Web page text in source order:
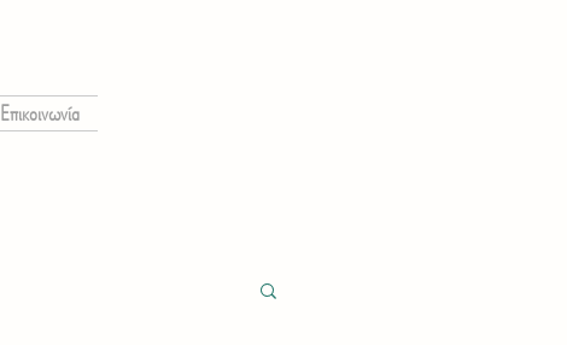
Επικοινωνία